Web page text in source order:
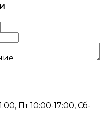
Пт 10:00-17:00, Сб-